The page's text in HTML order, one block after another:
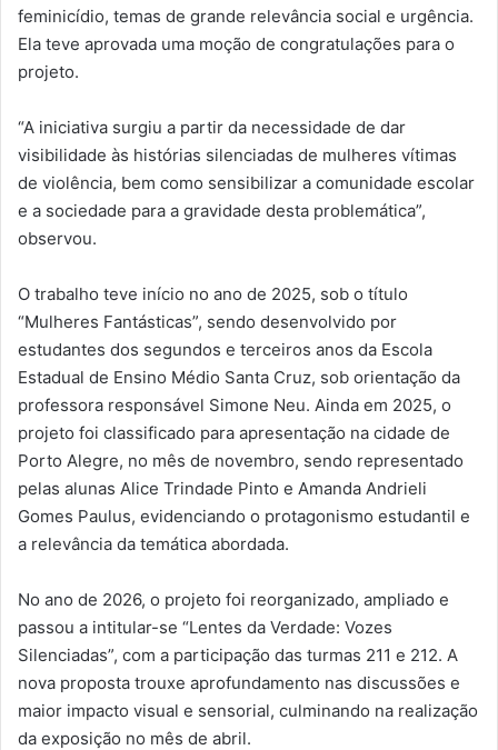
feminicídio, temas de grande relevância social e urgência.
Ela teve aprovada uma moção de congratulações para o
projeto.
“A iniciativa surgiu a partir da necessidade de dar
visibilidade às histórias silenciadas de mulheres vítimas
de violência, bem como sensibilizar a comunidade escolar
e a sociedade para a gravidade desta problemática”,
observou.
O trabalho teve início no ano de 2025, sob o título
“Mulheres Fantásticas”, sendo desenvolvido por
estudantes dos segundos e terceiros anos da Escola
Estadual de Ensino Médio Santa Cruz, sob orientação da
professora responsável Simone Neu. Ainda em 2025, o
projeto foi classificado para apresentação na cidade de
Porto Alegre, no mês de novembro, sendo representado
pelas alunas Alice Trindade Pinto e Amanda Andrieli
Gomes Paulus, evidenciando o protagonismo estudantil e
a relevância da temática abordada.
No ano de 2026, o projeto foi reorganizado, ampliado e
passou a intitular-se “Lentes da Verdade: Vozes
Silenciadas”, com a participação das turmas 211 e 212. A
nova proposta trouxe aprofundamento nas discussões e
maior impacto visual e sensorial, culminando na realização
da exposição no mês de abril.